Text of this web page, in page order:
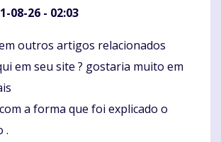
08-26 - 02:03
outros artigos relacionados
em seu site ? gostaria muito em
a forma que foi explicado o
.